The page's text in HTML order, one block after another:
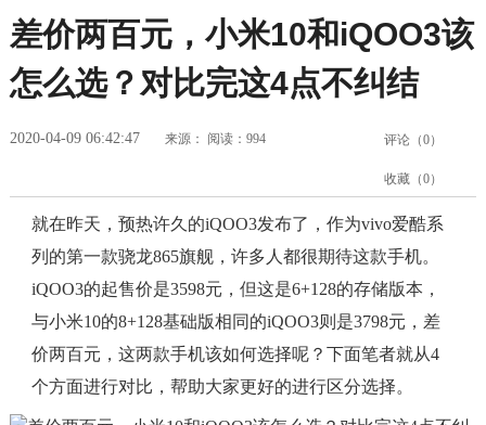
差价两百元，小米10和iQOO3该
怎么选？对比完这4点不纠结
2020-04-09 06:42:47 来源： 阅读：994 评论（0）
收藏（0）
就在昨天，预热许久的iQOO3发布了，作为vivo爱酷系
列的第一款骁龙865旗舰，许多人都很期待这款手机。
iQOO3的起售价是3598元，但这是6+128的存储版本，
与小米10的8+128基础版相同的iQOO3则是3798元，差
价两百元，这两款手机该如何选择呢？下面笔者就从4
个方面进行对比，帮助大家更好的进行区分选择。